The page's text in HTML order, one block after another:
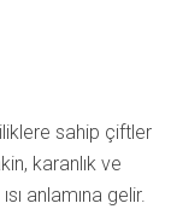
sahip çiftler
karanlık ve
anlamına gelir.